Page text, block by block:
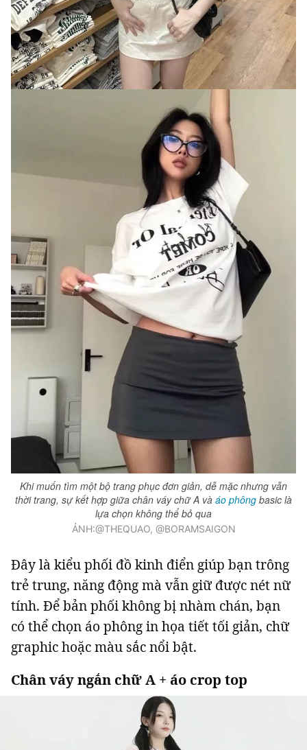
Khi muốn tìm một bộ trang phục đơn giản, dễ mặc nhưng vẫn
thời trang, sự kết hợp giữa chân váy chữ A và áo phông basic là
lựa chọn không thể bỏ qua
ẢNH:@THEQUAO, @BORAMSAIGON
Đây là kiểu phối đồ kinh điển giúp bạn trông
trẻ trung, năng động mà vẫn giữ được nét nữ
tính. Để bản phối không bị nhàm chán, bạn
có thể chọn áo phông in họa tiết tối giản, chữ
graphic hoặc màu sắc nổi bật.
Chân váy ngắn chữ A + áo crop top